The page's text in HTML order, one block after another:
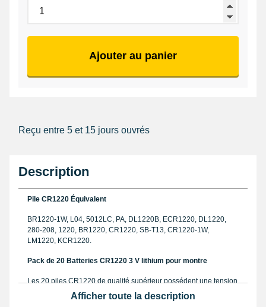
Ajouter au panier
Reçu entre 5 et 15 jours ouvrés
Description
Pile CR1220 Équivalent
BR1220-1W, L04, 5012LC, PA, DL1220B, ECR1220, DL1220,
280-208, 1220, BR1220, CR1220, SB-T13, CR1220-1W,
LM1220, KCR1220.
Pack de 20 Batteries CR1220 3 V lithium pour montre
Les 20 piles CR1220 de qualité supérieur possédent une tension
électrique égale à 3 Volts. Toutes les instructions dans le but de
sont présentes à la page concordante.
Afficher toute la description